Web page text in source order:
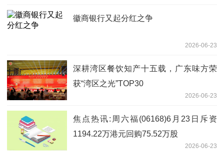
徽商银行又起分红之争
2026-06-23
深耕湾区餐饮知产十五载，广东味方荣
获“湾区之光”TOP30
2026-06-23
焦点热讯:周六福(06168)6月23日斥资
1194.22万港元回购75.52万股
2026-06-23